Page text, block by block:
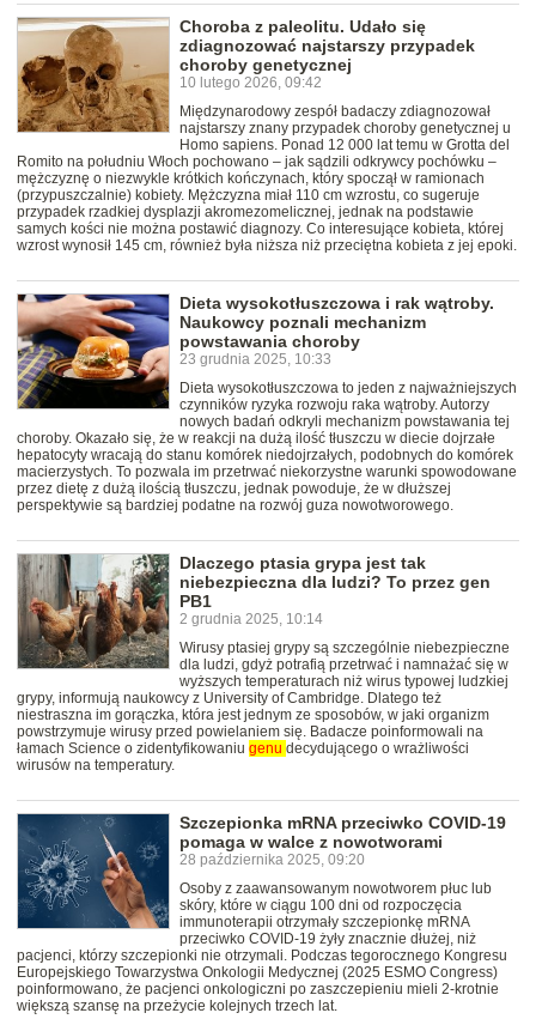
Choroba z paleolitu. Udało się
zdiagnozować najstarszy przypadek
choroby genetycznej
10 lutego 2026, 09:42
Międzynarodowy zespół badaczy zdiagnozował
najstarszy znany przypadek choroby genetycznej u
Homo sapiens. Ponad 12 000 lat temu w Grotta del
Romito na południu Włoch pochowano – jak sądzili odkrywcy pochówku –
mężczyznę o niezwykle krótkich kończynach, który spoczął w ramionach
(przypuszczalnie) kobiety. Mężczyzna miał 110 cm wzrostu, co sugeruje
przypadek rzadkiej dysplazji akromezomelicznej, jednak na podstawie
samych kości nie można postawić diagnozy. Co interesujące kobieta, której
wzrost wynosił 145 cm, również była niższa niż przeciętna kobieta z jej epoki.
Dieta wysokotłuszczowa i rak wątroby.
Naukowcy poznali mechanizm
powstawania choroby
23 grudnia 2025, 10:33
Dieta wysokotłuszczowa to jeden z najważniejszych
czynników ryzyka rozwoju raka wątroby. Autorzy
nowych badań odkryli mechanizm powstawania tej
choroby. Okazało się, że w reakcji na dużą ilość tłuszczu w diecie dojrzałe
hepatocyty wracają do stanu komórek niedojrzałych, podobnych do komórek
macierzystych. To pozwala im przetrwać niekorzystne warunki spowodowane
przez dietę z dużą ilością tłuszczu, jednak powoduje, że w dłuższej
perspektywie są bardziej podatne na rozwój guza nowotworowego.
Dlaczego ptasia grypa jest tak
niebezpieczna dla ludzi? To przez gen
PB1
2 grudnia 2025, 10:14
Wirusy ptasiej grypy są szczególnie niebezpieczne
dla ludzi, gdyż potrafią przetrwać i namnażać się w
wyższych temperaturach niż wirus typowej ludzkiej
grypy, informują naukowcy z University of Cambridge. Dlatego też
niestraszna im gorączka, która jest jednym ze sposobów, w jaki organizm
powstrzymuje wirusy przed powielaniem się. Badacze poinformowali na
łamach Science o zidentyfikowaniu genu decydującego o wrażliwości
wirusów na temperatury.
Szczepionka mRNA przeciwko COVID-19
pomaga w walce z nowotworami
28 października 2025, 09:20
Osoby z zaawansowanym nowotworem płuc lub
skóry, które w ciągu 100 dni od rozpoczęcia
immunoterapii otrzymały szczepionkę mRNA
przeciwko COVID-19 żyły znacznie dłużej, niż
pacjenci, którzy szczepionki nie otrzymali. Podczas tegorocznego Kongresu
Europejskiego Towarzystwa Onkologii Medycznej (2025 ESMO Congress)
poinformowano, że pacjenci onkologiczni po zaszczepieniu mieli 2-krotnie
większą szansę na przeżycie kolejnych trzech lat.